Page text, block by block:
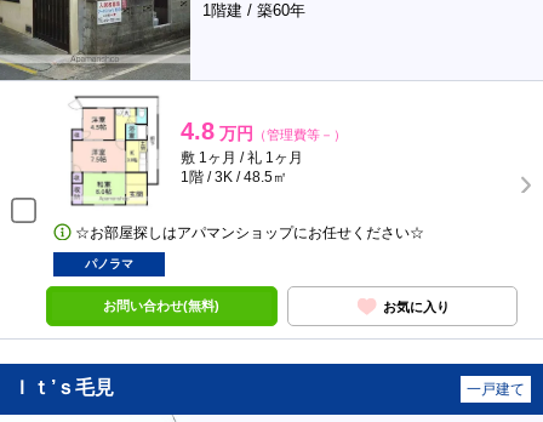
1階建 / 築60年
4.8 万円 （管理費等－）
敷 1ヶ月 / 礼 1ヶ月
1階 / 3K / 48.5㎡
☆お部屋探しはアパマンショップにお任せください☆
パノラマ
お問い合わせ(無料) お気に入り
Ｉｔ’ｓ毛見 一戸建て